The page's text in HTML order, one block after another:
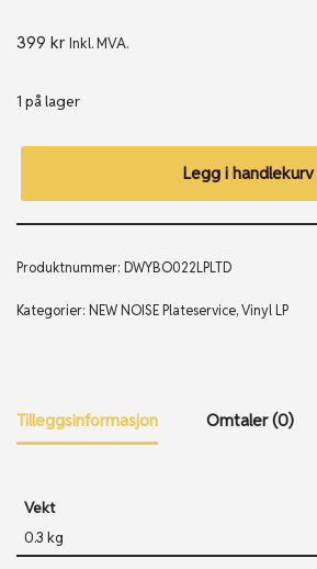
399 kr Inkl. MVA.
1 på lager
Legg i handlekurv
Produktnummer: DWYBO022LPLTD
Kategorier: NEW NOISE Plateservice,Vinyl LP
Tilleggsinformasjon Omtaler (0)
Vekt
0.3 kg